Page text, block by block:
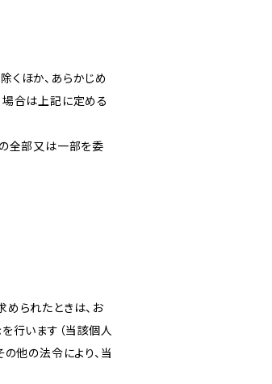
くほか、あらかじめ
場合は上記に定める
全部又は一部を委
られたときは、お
行います（当該個人
他の法令により、当